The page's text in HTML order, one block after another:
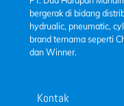
bergerak di bidang
hydrualic, pneumatic,
brand ternama seperti
dan Winner.
Kontak